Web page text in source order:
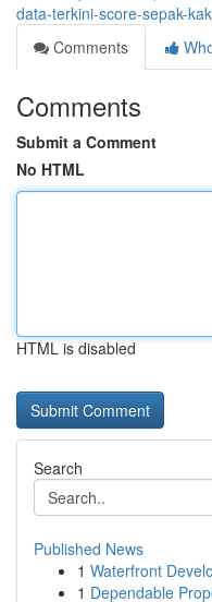
data-terkini-score-sepak-
Comments
Comments
Submit a Comment
No HTML
HTML is disabled
Search
Published News
1 Waterfront
1 Dependable